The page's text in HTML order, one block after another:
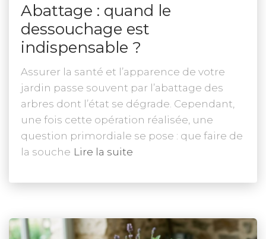
Abattage : quand le
dessouchage est
indispensable ?
Assurer la santé et l’apparence de votre
jardin passe souvent par l’abattage des
arbres dont l’état se dégrade. Cependant,
une fois cette opération réalisée, une
question primordiale se pose : que faire de
la souche Lire la suite